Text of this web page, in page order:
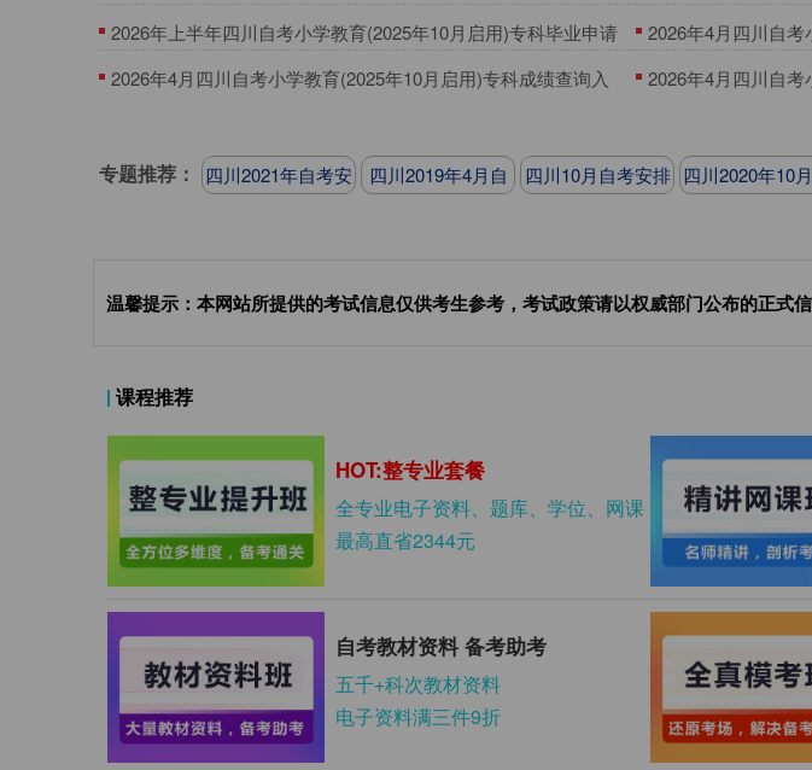
时间
2026年上半年四川自考小学教育(2025年10月启用)专科毕业申请
入口
​2026年4月四川自
间
2026年4月四川自考小学教育(2025年10月启用)专科成绩查询入
2026年4月四川自
专题推荐：
四川2021年自考安
四川2019年4月自
四川10月自考安排 四川2020年10
温馨提示：本网站所提供的考试信息仅供考生参考，考试政策请以权威部门公布的正式信
课程推荐
HOT:整专业套餐
全专业电子资料、题库、学位、网课
最高直省2344元
自考教材资料 备考助考
五千+科次教材资料
电子资料满三件9折